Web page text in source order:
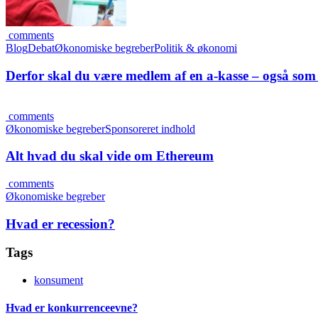
comments
BlogDebatØkonomiske begreberPolitik & økonomi
Derfor skal du være medlem af en a-kasse – også
comments
Økonomiske begreberSponsoreret indhold
Alt hvad du skal vide om Ethereum
comments
Økonomiske begreber
Hvad er recession?
Tags
konsument
Hvad er konkurrenceevne?